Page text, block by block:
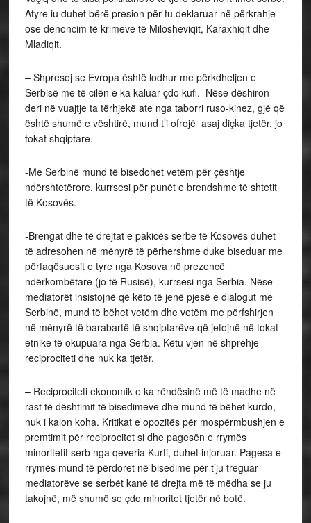
Atyre iu duhet bërë presion për tu deklaruar në përkrahje
ose denoncim të krimeve të Milosheviqit, Karaxhiqit dhe
Mladiqit.
– Shpresoj se Evropa është lodhur me përkdheljen e
Serbisë me të cilën e ka kaluar çdo kufi. Nëse dëshiron
deri në vuajtje ta tërhjekë ate nga taborri ruso-kinez, gjë që
është shumë e vështirë, mund t’i ofrojë asaj diçka tjetër, jo
tokat shqiptare.
-Me Serbinë mund të bisedohet vetëm për çështje
ndërshtetërore, kurrsesi për punët e brendshme të shtetit
të Kosovës.
-Brengat dhe të drejtat e pakicës serbe të Kosovës duhet
të adresohen në mënyrë të përhershme duke biseduar me
përfaqësuesit e tyre nga Kosova në prezencë
ndërkombëtare (jo të Rusisë), kurrsesi nga Serbia. Nëse
mediatorët insistojnë që këto të jenë pjesë e dialogut me
Serbinë, mund të bëhet vetëm dhe vetëm me përfshirjen
në mënyrë të barabartë të shqiptarëve që jetojnë në tokat
etnike të okupuara nga Serbia. Këtu vjen në shprehje
reciprociteti dhe nuk ka tjetër.
– Reciprociteti ekonomik e ka rëndësinë më të madhe në
rast të dështimit të bisedimeve dhe mund të bëhet kurdo,
nuk i kalon koha. Kritikat e opozitës për mospërmbushjen e
premtimit për reciprocitet si dhe pagesën e rrymës
minoritetit serb nga qeveria Kurti, duhet injoruar. Pagesa e
rrymës mund të përdoret në bisedime për t’ju treguar
mediatorëve se serbët kanë të drejta më të mëdha se ju
takojnë, më shumë se çdo minoritet tjetër në botë.